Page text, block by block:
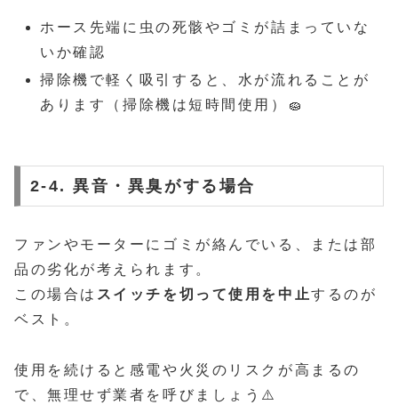
ホース先端に虫の死骸やゴミが詰まっていな
いか確認
掃除機で軽く吸引すると、水が流れることが
あります（掃除機は短時間使用）🧽
2-4. 異音・異臭がする場合
ファンやモーターにゴミが絡んでいる、または部
品の劣化が考えられます。
この場合は スイッチを切って使用を中止するのが
ベスト。
使用を続けると感電や火災のリスクが高まるの
で、無理せず業者を呼びましょう⚠️